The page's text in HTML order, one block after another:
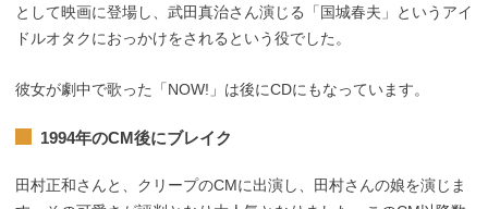
として映画に登場し、武田真治さん演じる「国城春夫」というアイ
ドルオタクにおっかけをされるという役でした。
彼女が劇中で歌った「NOW!」は後にCDにもなっています。
1994年のCM後にブレイク
田村正和さんと、クリープのCMに出演し、田村さんの娘を演じま